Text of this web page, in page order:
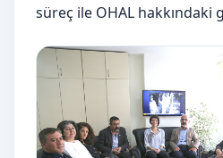
süreç ile OHAL hakkındaki